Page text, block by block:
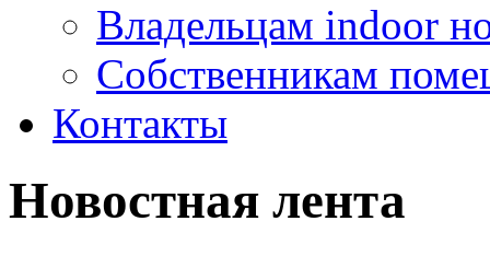
Владельцам indoor
Собственникам
Контакты
Новостная лента